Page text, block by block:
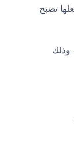
تصبح
وذلك